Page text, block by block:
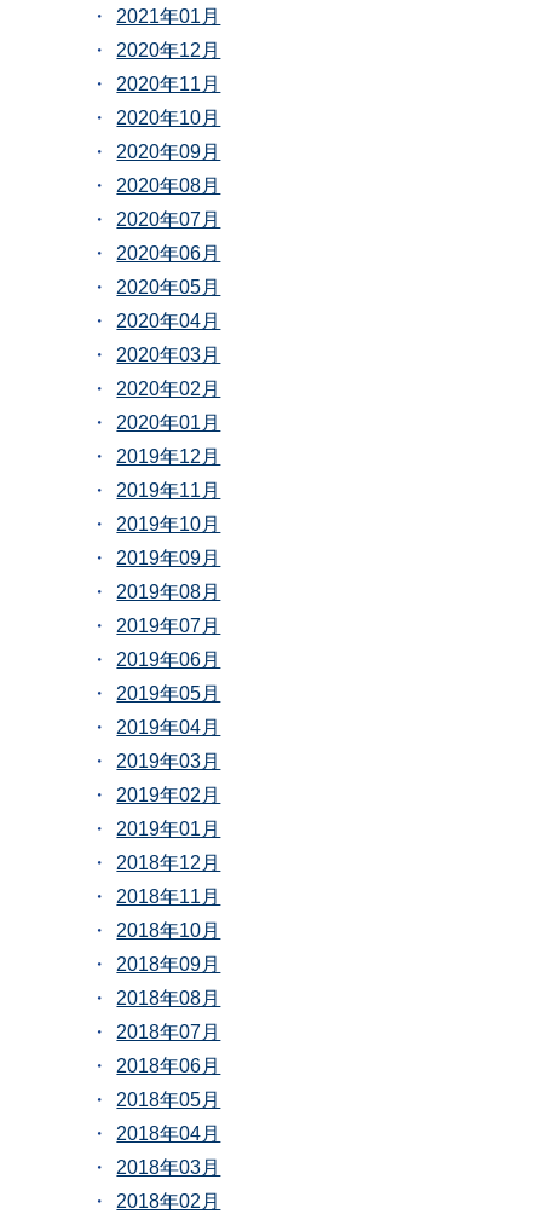
2021年01月
2020年12月
2020年11月
2020年10月
2020年09月
2020年08月
2020年07月
2020年06月
2020年05月
2020年04月
2020年03月
2020年02月
2020年01月
2019年12月
2019年11月
2019年10月
2019年09月
2019年08月
2019年07月
2019年06月
2019年05月
2019年04月
2019年03月
2019年02月
2019年01月
2018年12月
2018年11月
2018年10月
2018年09月
2018年08月
2018年07月
2018年06月
2018年05月
2018年04月
2018年03月
2018年02月